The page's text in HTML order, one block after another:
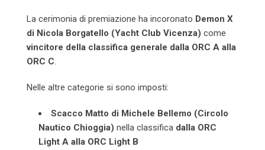
La cerimonia di premiazione ha incoronato Demon X
di Nicola Borgatello (Yacht Club Vicenza) come
vincitore della classifica generale dalla ORC A alla
ORC C.
Nelle altre categorie si sono imposti:
Scacco Matto di Michele Bellemo (Circolo
Nautico Chioggia) nella classifica dalla ORC
Light A alla ORC Light B